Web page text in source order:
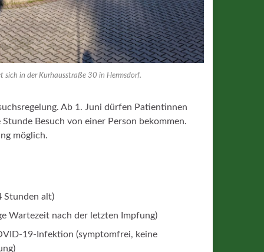
in der Kurhausstraße 30 in Hermsdorf.
Ab 1. Juni dürfen Patientinnen
Besuch von einer Person bekommen.
möglich.
Stunden alt)
Wartezeit nach der letzten Impfung)
19-Infektion (symptomfrei, keine